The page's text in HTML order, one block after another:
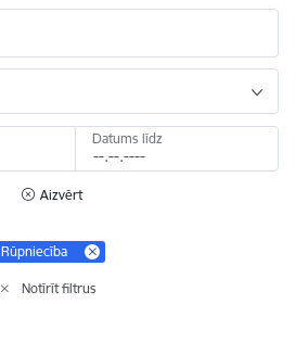
Datums līdz
Aizvērt
Rūpniecība
Notīrīt filtrus